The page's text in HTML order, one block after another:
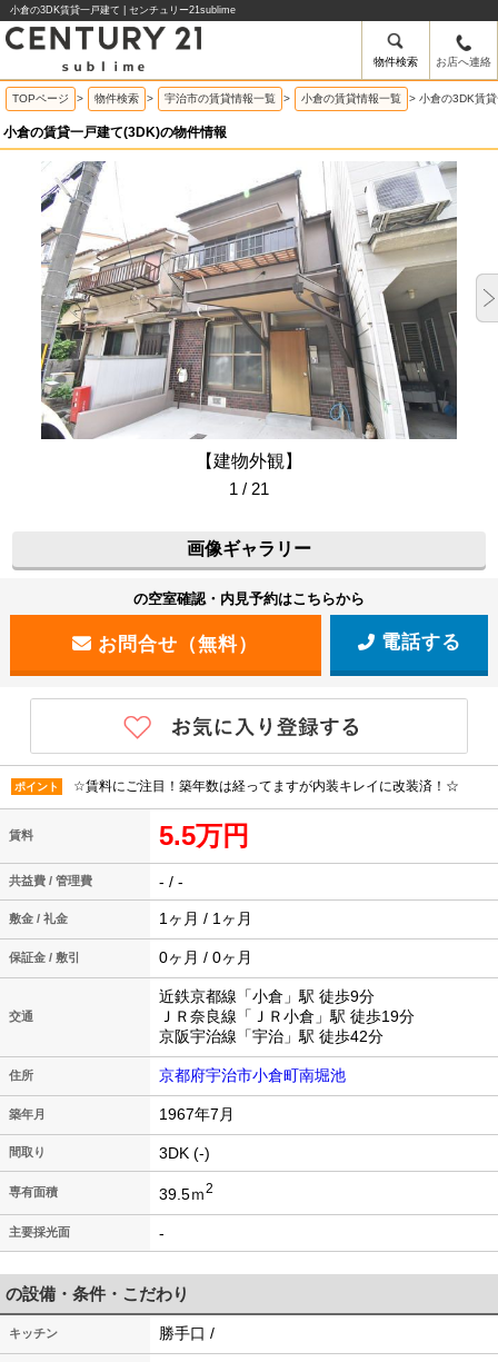
小倉の3DK賃貸一戸建て | センチュリー21sublime
物件検索 お店へ連絡
TOPページ > 物件検索 > 宇治市の賃貸情報一覧 > 小倉の賃貸情報一覧 > 小倉の3DK賃
小倉の賃貸一戸建て(3DK)の物件情報
【建物外観】
1 / 21
画像ギャラリー
の空室確認・内見予約はこちらから
電話する
ポイント ☆賃料にご注目！築年数は経ってますが内装キレイに改装済！☆
賃料 5.5万円
共益費 / 管理費 - / -
敷金 / 礼金 1ヶ月 / 1ヶ月
保証金 / 敷引 0ヶ月 / 0ヶ月
交通
近鉄京都線「小倉」駅 徒歩9分
ＪＲ奈良線「ＪＲ小倉」駅 徒歩19分
京阪宇治線「宇治」駅 徒歩42分
住所 京都府宇治市小倉町南堀池
築年月 1967年7月
間取り 3DK (-)
専有面積 39.5ｍ2
主要採光面 -
の設備・条件・こだわり
キッチン 勝手口 /